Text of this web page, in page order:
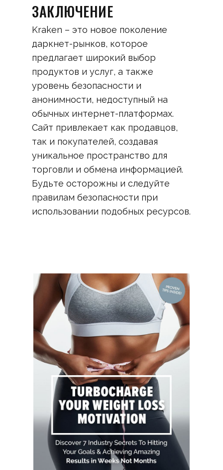
ЗАКЛЮЧЕНИЕ
Kraken – это новое поколение
даркнет-рынков, которое
предлагает широкий выбор
продуктов и услуг, а также
уровень безопасности и
анонимности, недоступный на
обычных интернет-платформах.
Сайт привлекает как продавцов,
так и покупателей, создавая
уникальное пространство для
торговли и обмена информацией.
Будьте осторожны и следуйте
правилам безопасности при
использовании подобных ресурсов.